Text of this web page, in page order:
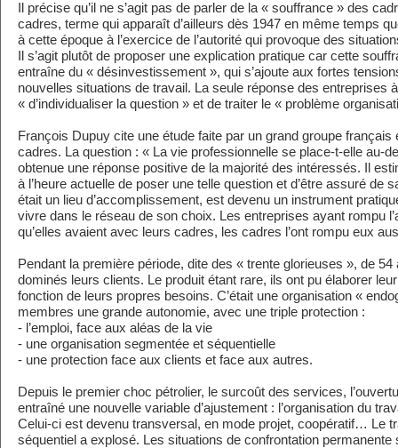
Il précise qu’il ne s’agit pas de parler de la « souffrance » des
cadres, terme qui apparaît d’ailleurs dès 1947 en même temps
à cette époque à l’exercice de l’autorité qui provoque des
Il s’agit plutôt de proposer une explication pratique car cette
entraîne du « désinvestissement », qui s’ajoute aux fortes
nouvelles situations de travail. La seule réponse des entreprises
« d’individualiser la question » et de traiter le « problème
François Dupuy cite une étude faite par un grand groupe français
cadres. La question : « La vie professionnelle se place-t-elle au-
obtenue une réponse positive de la majorité des intéressés. Il
à l’heure actuelle de poser une telle question et d’être assuré de
était un lieu d’accomplissement, est devenu un instrument
vivre dans le réseau de son choix. Les entreprises ayant rompu
qu’elles avaient avec leurs cadres, les cadres l’ont rompu eux
Pendant la première période, dite des « trente glorieuses », de
dominés leurs clients. Le produit étant rare, ils ont pu élaborer
fonction de leurs propres besoins. C’était une organisation «
membres une grande autonomie, avec une triple protection :
- l’emploi, face aux aléas de la vie
- une organisation segmentée et séquentielle
- une protection face aux clients et face aux autres.
Depuis le premier choc pétrolier, le surcoût des services,
entraîné une nouvelle variable d’ajustement : l’organisation du
Celui-ci est devenu transversal, en mode projet, coopératif… Le
séquentiel a explosé. Les situations de confrontation permanente